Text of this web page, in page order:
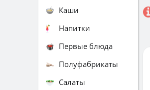
Каши
Напитки
Первые блюда
Полуфабрикаты
Салаты